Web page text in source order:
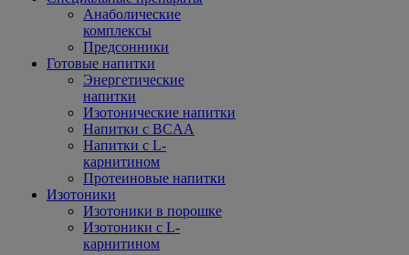
Анаболические
комплексы
Предсонники
Готовые напитки
Энергетические
напитки
Изотонические напитки
Напитки с BCAA
Напитки с L-
карнитином
Протеиновые напитки
Изотоники
Изотоники в порошке
Изотоники с L-
карнитином